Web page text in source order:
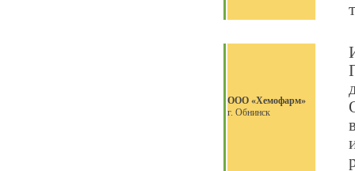
ООО «Хемофарм»
г. Обнинск